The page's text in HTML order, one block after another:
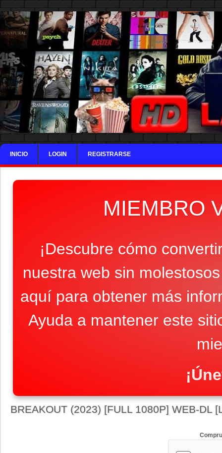
INICIO LOGIN REGISTRARSE
MIEMBRO
¡Descubre cómo
nuestra web sin
aquí para obtener más
Ayuda a mantener este
BREAKOUT (2023) [FULL 1080P] WEB-DL